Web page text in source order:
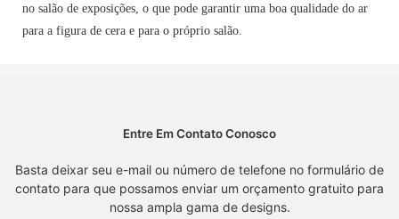
no salão de exposições, o que pode garantir uma boa qualidade do ar
para a figura de cera e para o próprio salão.
Entre Em Contato Conosco
Basta deixar seu e-mail ou número de telefone no formulário de
contato para que possamos enviar um orçamento gratuito para
nossa ampla gama de designs.